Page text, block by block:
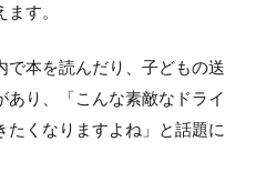
す。
で本を読んだり、子どもの送
あり、「こんな素敵なドライ
くなりますよね」と話題に